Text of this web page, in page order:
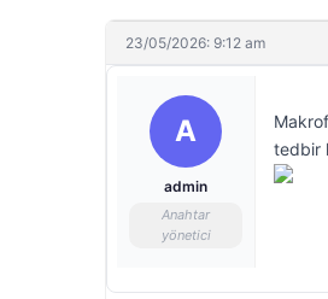
23/05/2026: 9:12 am
A
admin
Anahtar
yönetici
tedbir